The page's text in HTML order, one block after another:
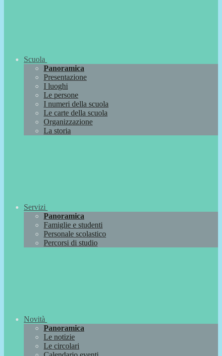
Scuola
Panoramica
Presentazione
I luoghi
Le persone
I numeri della scuola
Le carte della scuola
Organizzazione
La storia
Servizi
Panoramica
Famiglie e studenti
Personale scolastico
Percorsi di studio
Novità
Panoramica
Le notizie
Le circolari